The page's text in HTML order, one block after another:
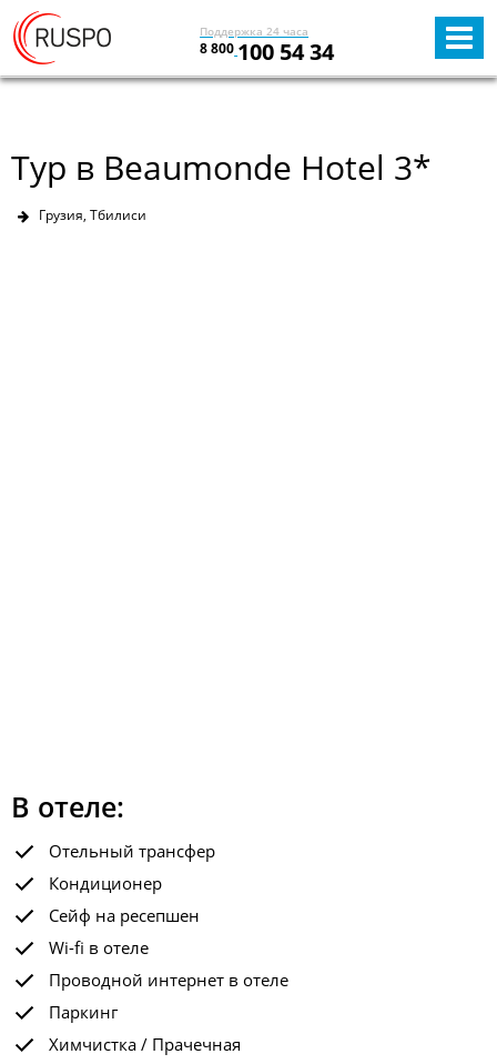
Поддержка 24 часа
8 800 100 54 34
Тур в Beaumonde Hotel 3*
Грузия, Тбилиси
В отеле:
Отельный трансфер
Кондиционер
Сейф на ресепшен
Wi-fi в отеле
Проводной интернет в отеле
Паркинг
Химчистка / Прачечная